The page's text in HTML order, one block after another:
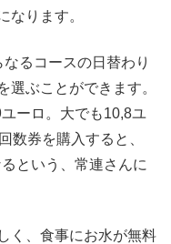
なります。
るコースの日替わり
選ぶことができます。
ーロ。大でも10,8ユ
数券を購入すると、
という、常連さんに
く、食事にお水が無料